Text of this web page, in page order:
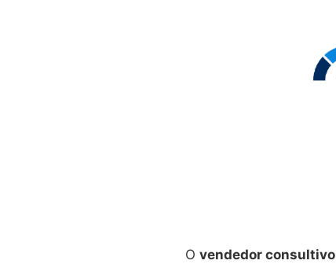
O vendedor consultivo